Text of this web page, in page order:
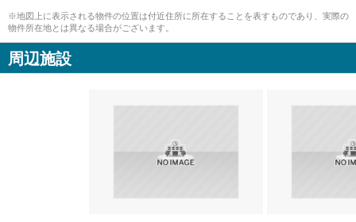
※地図上に表示される物件の位置は付近住所に所在することを表すものであり、実際の
物件所在地とは異なる場合がございます。
周辺施設